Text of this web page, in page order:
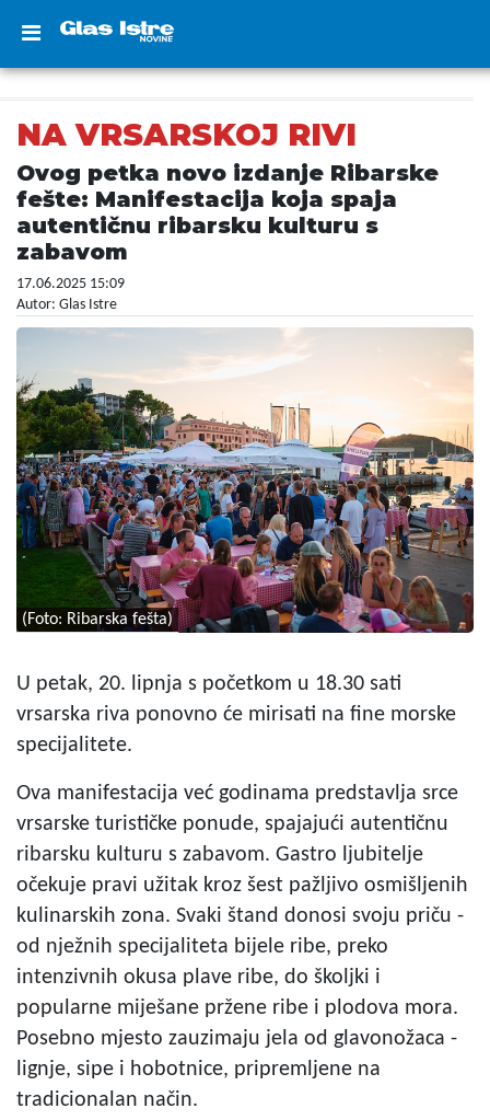
NA VRSARSKOJ RIVI
Ovog petka novo izdanje Ribarske
fešte: Manifestacija koja spaja
autentičnu ribarsku kulturu s
zabavom
17.06.2025 15:09
Autor: Glas Istre
(Foto: Ribarska fešta)
U petak, 20. lipnja s početkom u 18.30 sati
vrsarska riva ponovno će mirisati na fine morske
specijalitete.
Ova manifestacija već godinama predstavlja srce
vrsarske turističke ponude, spajajući autentičnu
ribarsku kulturu s zabavom. Gastro ljubitelje
očekuje pravi užitak kroz šest pažljivo osmišljenih
kulinarskih zona. Svaki štand donosi svoju priču -
od nježnih specijaliteta bijele ribe, preko
intenzivnih okusa plave ribe, do školjki i
popularne miješane pržene ribe i plodova mora.
Posebno mjesto zauzimaju jela od glavonožaca -
lignje, sipe i hobotnice, pripremljene na
tradicionalan način.